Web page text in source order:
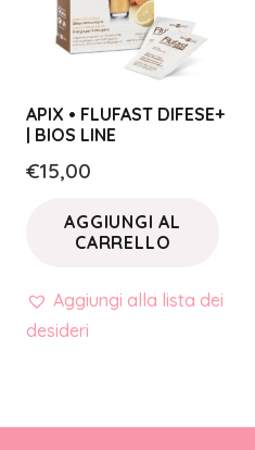
APIX • FLUFAST DIFESE+
| BIOS LINE
€15,00
AGGIUNGI AL
CARRELLO
Aggiungi alla lista dei
desideri